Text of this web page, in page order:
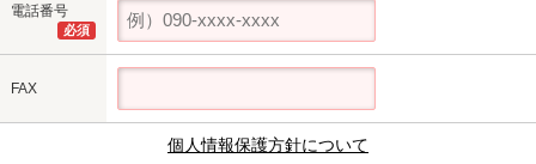
電話番号
必須
FAX
個人情報保護方針について